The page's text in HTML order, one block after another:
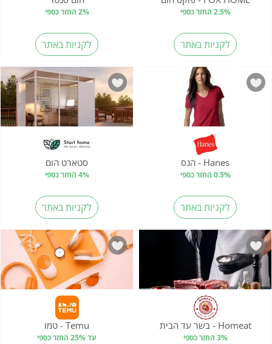
2.5% החזר כספי
לקניות באתר
2% החזר כספי
לקניות באתר
Hanes - הנס
0.5% החזר כספי
לקניות באתר
סטארט הום
4% החזר כספי
לקניות באתר
Homeat - בשר עד הבית
3% החזר כספי
Temu - טמו
עד 25% החזר כספי